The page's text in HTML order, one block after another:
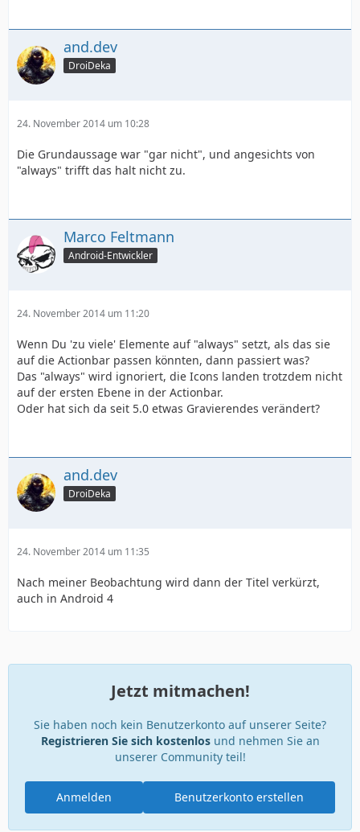
and.dev
DroiDeka
24. November 2014 um 10:28
Die Grundaussage war "gar nicht", und angesichts von
"always" trifft das halt nicht zu.
Marco Feltmann
Android-Entwickler
24. November 2014 um 11:20
Wenn Du 'zu viele' Elemente auf "always" setzt, als das sie
auf die Actionbar passen könnten, dann passiert was?
Das "always" wird ignoriert, die Icons landen trotzdem nicht
auf der ersten Ebene in der Actionbar.
Oder hat sich da seit 5.0 etwas Gravierendes verändert?
and.dev
DroiDeka
24. November 2014 um 11:35
Nach meiner Beobachtung wird dann der Titel verkürzt,
auch in Android 4
Jetzt mitmachen!
Sie haben noch kein Benutzerkonto auf unserer Seite?
Registrieren Sie sich kostenlosund nehmen Sie an
unserer Community teil!
Benutzerkonto erstellen
Anmelden